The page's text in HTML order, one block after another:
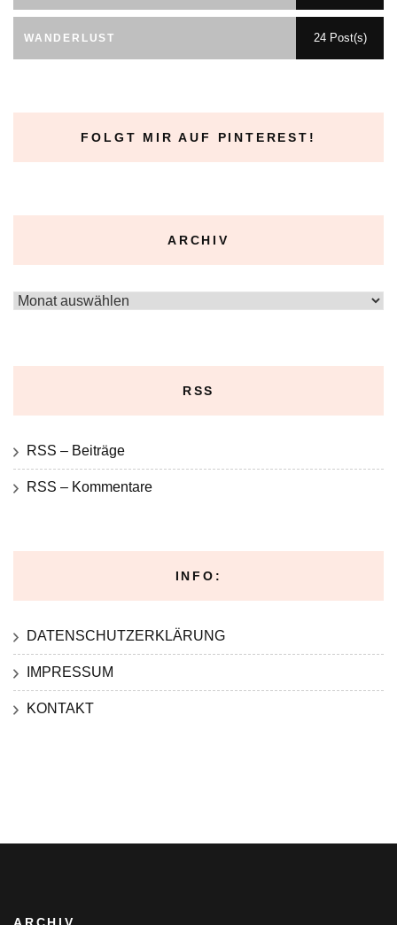
WANDERLUST 24 Post(s)
FOLGT MIR AUF PINTEREST!
ARCHIV
Archiv
RSS
RSS – Beiträge
RSS – Kommentare
INFO:
DATENSCHUTZERKLÄRUNG
IMPRESSUM
KONTAKT